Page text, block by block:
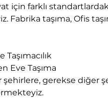
Fabrika taşıma, Ofis
Eve Taşıma